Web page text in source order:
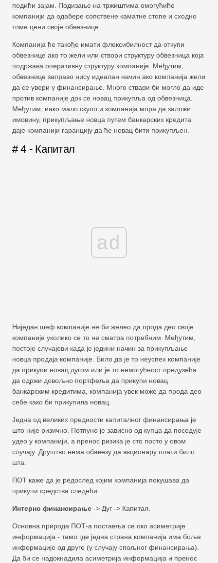
подићи зајам. Подизање на тржиштима омогућиће
компанији да одабере сопствене каматне стопе и сходно
томе цени своје обвезнице.
Компанија ће такође имати флексибилност да откупи
обвезнице ако то жели или створи структуру обвезница која
подржава оперативну структуру компаније. Међутим,
обвезнице заправо нису идеалан начин ако компанија жели
да се увери у финансирање. Много ствари би могло да иде
против компаније док се новац прикупља од обвезница.
Међутим, иако мало скупо и компанија мора да заложи
имовину, прикупљање новца путем банкарских кредита
даје компанији гаранцију да ће новац бити прикупљен.
# 4 - Капитал
ad
Ниједан шеф компаније не би желео да прода део своје
компаније уколико се то не сматра потребним. Међутим,
постоје случајеви када је једини начин за прикупљање
новца продаја компаније. Било да је то неуспех компаније
да прикупи новац дугом или је то немогућност предузећа
да одржи довољно портфеља да прикупи новац
банкарским кредитима, компанија увек може да прода део
себе како би прикупила новац.
Једна од великих предности капиталног финансирања је
што није ризично. Потпуно је зависно од купца да поседује
удео у компанији, а пренос ризика је сто посто у овом
случају. Друштво нема обавезу да акционару плати било
шта.
ПОТ каже да је редослед којим компанија покушава да
прикупи средства следећи:
Интерно финансирање -> Дуг -> Капитал.
Основна природа ПОТ-а поставља се око асиметрије
информација - тамо где једна страна компанија има боље
информације од друге (у случају спољног финансирања).
Да би се надокнадила асиметрија информација и пренос